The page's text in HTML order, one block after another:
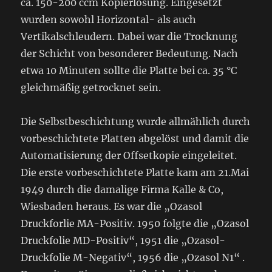
ca. 150-200 ccm Kopierlösung. Eingesetzt
wurden sowohl Horizontal- als auch
Vertikalschleudern. Dabei war die Trocknung
der Schicht von besonderer Bedeutung. Nach
etwa 10 Minuten sollte die Platte bei ca. 35 °C
gleichmäßig getrocknet sein.
Die Selbstbeschichtung wurde allmählich durch
vorbeschichtete Platten abgelöst und damit die
Automatisierung der Offsetkopie eingeleitet.
Die erste vorbeschichtete Platte kam am 21.Mai
1949 durch die damalige Firma Kalle & Co,
Wiesbaden heraus. Es war die „Ozasol
Druckforlie MA-Positiv. 1950 folgte die „Ozasol
Druckfolie MD-Positiv“, 1951 die „Ozasol-
Druckfolie M-Negativ“, 1956 die „Ozasol N1“ .